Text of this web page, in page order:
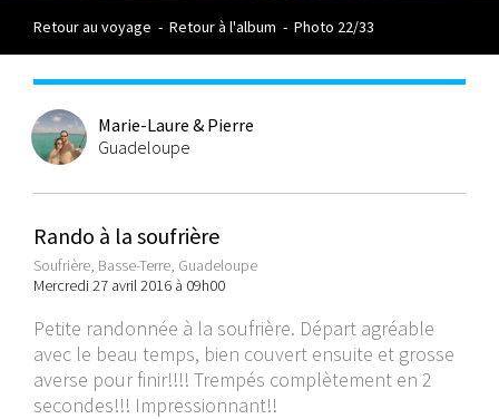
Retour au voyage - Retour à l'album - Photo 22/33
Marie-Laure & Pierre
Guadeloupe
Rando à la soufrière
Soufrière, Basse-Terre, Guadeloupe
Mercredi 27 avril 2016 à 09h00
Petite randonnée à la soufrière. Départ agréable
avec le beau temps, bien couvert ensuite et grosse
averse pour finir!!!! Trempés complètement en 2
secondes!!! Impressionnant!!